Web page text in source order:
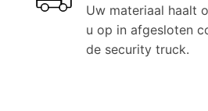
Uw materiaal haalt
u op in afgesloten
de security truck.